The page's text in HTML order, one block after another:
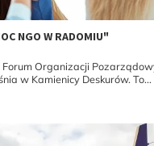
NGO W RADOMIU"
Forum Organizacji
w Kamienicy Deskurów. To...